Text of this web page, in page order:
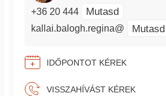
+36 20 444 Mutasd
kallai.balogh.regina@ Mutasd
IDŐPONTOT KÉREK
VISSZAHÍVÁST KÉREK